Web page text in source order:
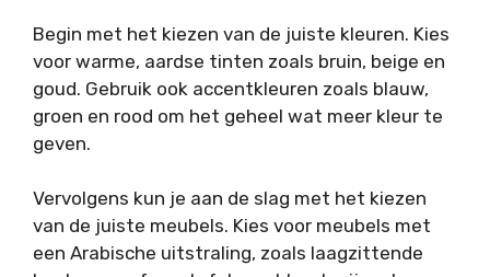
Begin met het kiezen van de juiste kleuren. Kies
voor warme, aardse tinten zoals bruin, beige en
goud. Gebruik ook accentkleuren zoals blauw,
groen en rood om het geheel wat meer kleur te
geven.
Vervolgens kun je aan de slag met het kiezen
van de juiste meubels. Kies voor meubels met
een Arabische uitstraling, zoals laagzittende